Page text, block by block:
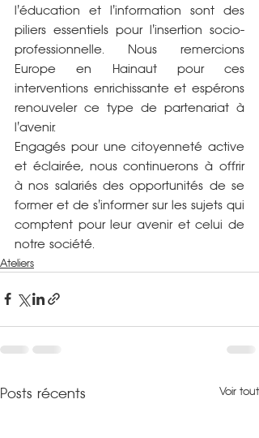
l'éducation et l'information sont des
piliers essentiels pour l'insertion socio-
professionnelle. Nous remercions
Europe en Hainaut pour ces
interventions enrichissante et espérons
renouveler ce type de partenariat à
l'avenir.
Engagés pour une citoyenneté active
et éclairée, nous continuerons à offrir
à nos salariés des opportunités de se
former et de s'informer sur les sujets qui
comptent pour leur avenir et celui de
notre société.
Ateliers
Posts récents Voir tout